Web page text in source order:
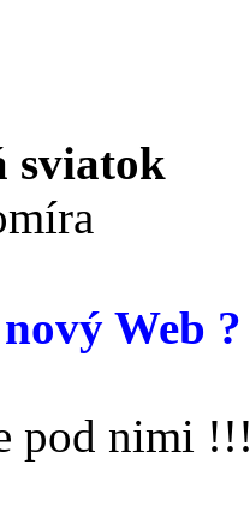
sviatok
Web ?
pod nimi !!!